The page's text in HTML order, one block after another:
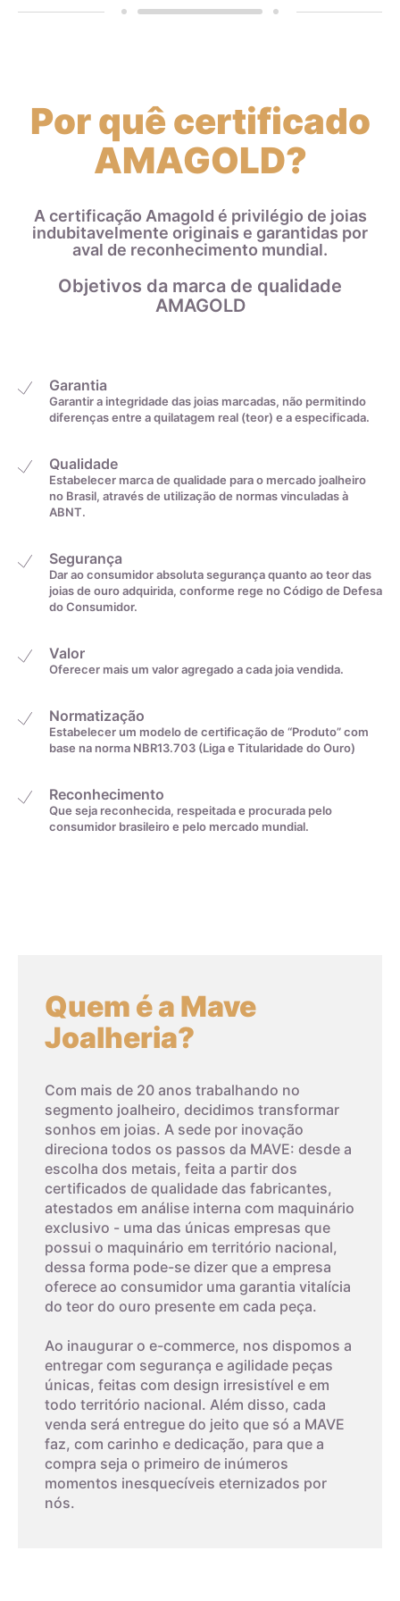
Por quê certificado
AMAGOLD?
A certificação Amagold é privilégio de joias
indubitavelmente originais e garantidas por
aval de reconhecimento mundial.
Objetivos da marca de qualidade
AMAGOLD
Garantia
Garantir a integridade das joias marcadas, não permitindo
diferenças entre a quilatagem real (teor) e a especificada.
Qualidade
Estabelecer marca de qualidade para o mercado joalheiro
no Brasil, através de utilização de normas vinculadas à
ABNT.
Segurança
Dar ao consumidor absoluta segurança quanto ao teor das
joias de ouro adquirida, conforme rege no Código de Defesa
do Consumidor.
Valor
Oferecer mais um valor agregado a cada joia vendida.
Normatização
Estabelecer um modelo de certificação de “Produto” com
base na norma NBR13.703 (Liga e Titularidade do Ouro)
Reconhecimento
Que seja reconhecida, respeitada e procurada pelo
consumidor brasileiro e pelo mercado mundial.
Quem é a Mave
Joalheria?
Com mais de 20 anos trabalhando no
segmento joalheiro, decidimos transformar
sonhos em joias. A sede por inovação
direciona todos os passos da MAVE: desde a
escolha dos metais, feita a partir dos
certificados de qualidade das fabricantes,
atestados em análise interna com maquinário
exclusivo - uma das únicas empresas que
possui o maquinário em território nacional,
dessa forma pode-se dizer que a empresa
oferece ao consumidor uma garantia vitalícia
do teor do ouro presente em cada peça.
Ao inaugurar o e-commerce, nos dispomos a
entregar com segurança e agilidade peças
únicas, feitas com design irresistível e em
todo território nacional. Além disso, cada
venda será entregue do jeito que só a MAVE
faz, com carinho e dedicação, para que a
compra seja o primeiro de inúmeros
momentos inesquecíveis eternizados por
nós.